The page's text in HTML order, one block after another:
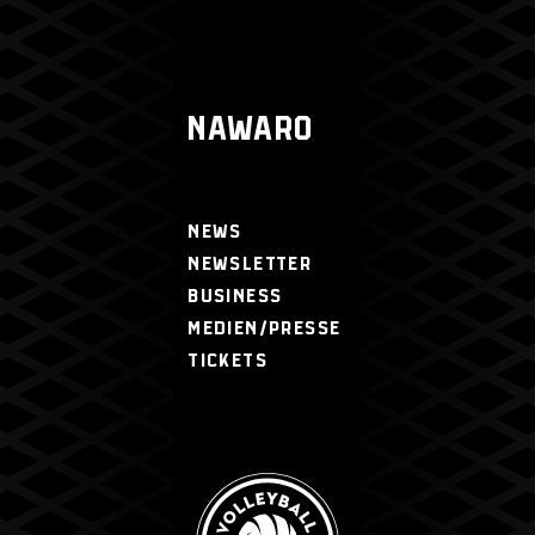
NAWARO
NEWS
NEWSLETTER
BUSINESS
MEDIEN/PRESSE
TICKETS